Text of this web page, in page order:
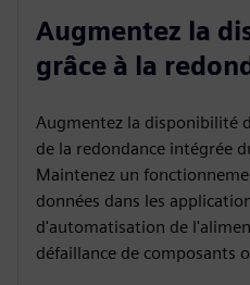
Augmentez la
grâce à la
Augmentez la disponibilité
de la redondance intégrée
Maintenez un
données dans les
d'automatisation de
défaillance de composants